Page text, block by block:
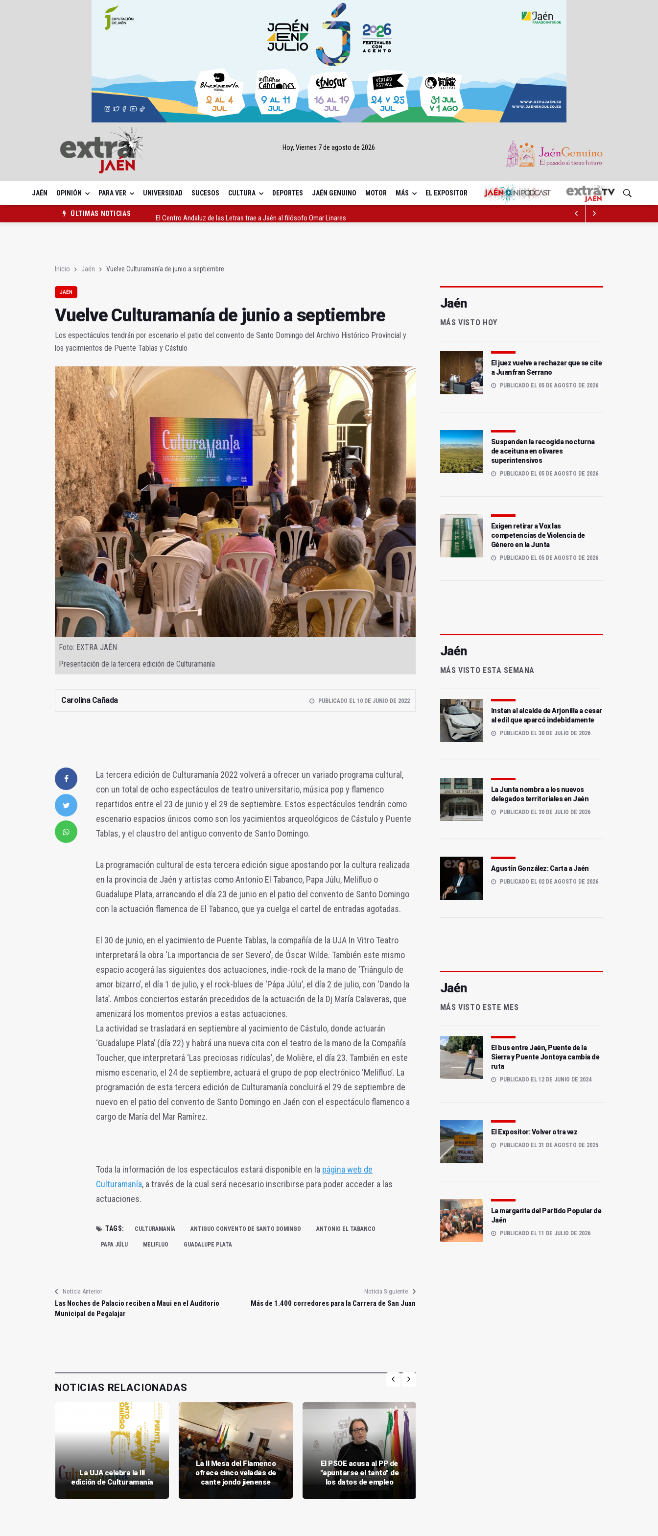
Hoy, Viernes 7 de agosto de 2026
JAÉN OPINIÓN PARA VER UNIVERSIDAD SUCESOS CULTURA DEPORTES JAÉN GENUINO MOTOR MÁS EL EXPOSITOR
ÚLTIMAS NOTICIAS
El Centro Andaluz de las Letras trae a Jaén al filósofo Omar Linares
Inicio Jaén Vuelve Culturamanía de junio a septiembre
JAÉN
Vuelve Culturamanía de junio a septiembre
Los espectáculos tendrán por escenario el patio del convento de Santo Domingo del Archivo Histórico Provincial y
los yacimientos de Puente Tablas y Cástulo
Foto: EXTRA JAÉN
Presentación de la tercera edición de Culturamanía
Carolina Cañada PUBLICADO EL 10 DE JUNIO DE 2022
La tercera edición de Culturamanía 2022 volverá a ofrecer un variado programa cultural,
con un total de ocho espectáculos de teatro universitario, música pop y flamenco
repartidos entre el 23 de junio y el 29 de septiembre. Estos espectáculos tendrán como
escenario espacios únicos como son los yacimientos arqueológicos de Cástulo y Puente
Tablas, y el claustro del antiguo convento de Santo Domingo.
La programación cultural de esta tercera edición sigue apostando por la cultura realizada
en la provincia de Jaén y artistas como Antonio El Tabanco, Papa Júlu, Melifluo o
Guadalupe Plata, arrancando el día 23 de junio en el patio del convento de Santo Domingo
con la actuación flamenca de El Tabanco, que ya cuelga el cartel de entradas agotadas.
El 30 de junio, en el yacimiento de Puente Tablas, la compañía de la UJA In Vitro Teatro
interpretará la obra ‘La importancia de ser Severo’, de Óscar Wilde. También este mismo
espacio acogerá las siguientes dos actuaciones, indie-rock de la mano de ‘Triángulo de
amor bizarro’, el día 1 de julio, y el rock-blues de ‘Pápa Júlu’, el día 2 de julio, con ‘Dando la
lata’. Ambos conciertos estarán precedidos de la actuación de la Dj María Calaveras, que
amenizará los momentos previos a estas actuaciones.
La actividad se trasladará en septiembre al yacimiento de Cástulo, donde actuarán
‘Guadalupe Plata’ (día 22) y habrá una nueva cita con el teatro de la mano de la Compañía
Toucher, que interpretará ‘Las preciosas ridículas’, de Molière, el día 23. También en este
mismo escenario, el 24 de septiembre, actuará el grupo de pop electrónico ‘Melifluo’. La
programación de esta tercera edición de Culturamanía concluirá el 29 de septiembre de
nuevo en el patio del convento de Santo Domingo en Jaén con el espectáculo flamenco a
cargo de María del Mar Ramírez.
Toda la información de los espectáculos estará disponible en la página web de
Culturamanía, a través de la cual será necesario inscribirse para poder acceder a las
actuaciones.
TAGS: CULTURAMANÍA ANTIGUO CONVENTO DE SANTO DOMINGO ANTONIO EL TABANCO
PAPA JÚLU MELIFLUO GUADALUPE PLATA
Noticia Anterior
Las Noches de Palacio reciben a Maui en el Auditorio
Municipal de Pegalajar
Noticia Siguiente
Más de 1.400 corredores para la Carrera de San Juan
NOTICIAS RELACIONADAS
La UJA celebra la III
edición de Culturamanía
La II Mesa del Flamenco
ofrece cinco veladas de
cante jondo jienense
El PSOE acusa al PP de
"apuntarse el tanto" de
los datos de empleo
Jaén
MÁS VISTO HOY
El juez vuelve a rechazar que se cite
a Juanfran Serrano
PUBLICADO EL 05 DE AGOSTO DE 2026
Suspenden la recogida nocturna
de aceituna en olivares
superintensivos
PUBLICADO EL 05 DE AGOSTO DE 2026
Exigen retirar a Vox las
competencias de Violencia de
Género en la Junta
PUBLICADO EL 05 DE AGOSTO DE 2026
Jaén
MÁS VISTO ESTA SEMANA
Instan al alcalde de Arjonilla a cesar
al edil que aparcó indebidamente
PUBLICADO EL 30 DE JULIO DE 2026
La Junta nombra a los nuevos
delegados territoriales en Jaén
PUBLICADO EL 30 DE JULIO DE 2026
Agustín González: Carta a Jaén
PUBLICADO EL 02 DE AGOSTO DE 2026
Jaén
MÁS VISTO ESTE MES
El bus entre Jaén, Puente de la
Sierra y Puente Jontoya cambia de
ruta
PUBLICADO EL 12 DE JUNIO DE 2024
El Expositor: Volver otra vez
PUBLICADO EL 31 DE AGOSTO DE 2025
La margarita del Partido Popular de
Jaén
PUBLICADO EL 11 DE JULIO DE 2026